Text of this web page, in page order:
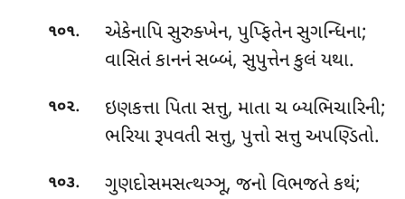
૧૦૧.
એકેનાપિ સુરુક્ખેન, પુપ્ફિતેન સુગન્ધિના;
વાસિતં કાનનં સબ્બં, સુપુત્તેન કુલં યથા.
૧૦૨. ઇણકત્તા પિતા સત્તુ, માતા ચ બ્યભિચારિની;
ભરિયા રૂપવતી સત્તુ, પુત્તો સત્તુ અપણ્ડિતો.
૧૦૩.
ગુણદોસમસત્થઞ્ઞૂ, જનો વિભજતે કથં;